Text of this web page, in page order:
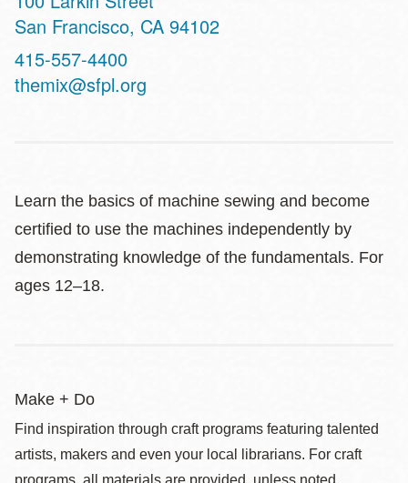
San Francisco, CA 94102
Contact
Telephone
415-557-4400
themix@sfpl.org
Learn the basics of machine sewing and become
certified to use the machines independently by
demonstrating knowledge of the fundamentals. For
ages 12–18.
Make + Do
Find inspiration through craft programs featuring talented
artists, makers and even your local librarians. For craft
programs, all materials are provided, unless noted.